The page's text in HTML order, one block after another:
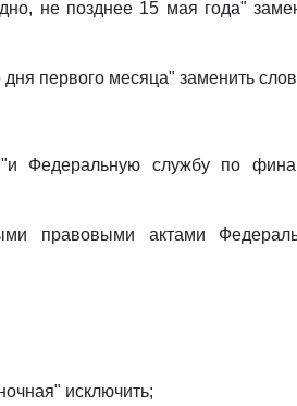
не позднее 15 мая года"
дня первого месяца" заменить
Федеральную службу по
правовыми актами
исключить;